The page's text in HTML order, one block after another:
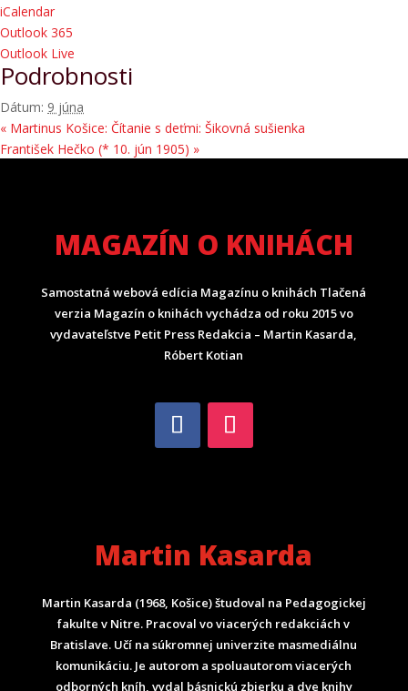
iCalendar
Outlook 365
Outlook Live
Podrobnosti
Dátum: 9 júna
« Martinus Košice: Čítanie s deťmi: Šikovná sušienka
František Hečko (* 10. jún 1905) »
MAGAZÍN O KNIHÁCH
Samostatná webová edícia Magazínu o knihách Tlačená
verzia Magazín o knihách vychádza od roku 2015 vo
vydavateľstve Petit Press Redakcia – Martin Kasarda,
Róbert Kotian
Martin Kasarda
Martin Kasarda (1968, Košice) študoval na Pedagogickej
fakulte v Nitre. Pracoval vo viacerých redakciách v
Bratislave. Učí na súkromnej univerzite masmediálnu
komunikáciu. Je autorom a spoluautorom viacerých
odborných kníh, vydal básnickú zbierku a dve knihy